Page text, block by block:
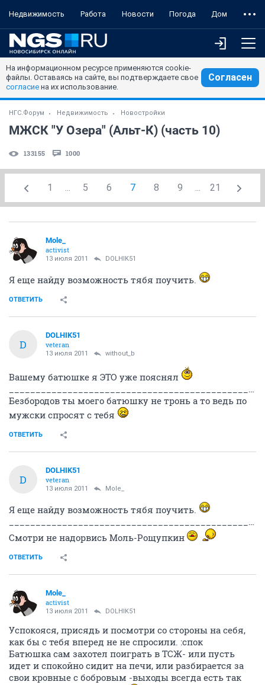
Недвижимость Работа Новости Погода Дом
На информационном ресурсе применяются cookie-
файлы. Оставаясь на сайте, вы подтверждаете свое
согласие на их использование.
Согласен
НГС.Форум Недвижимость Новостройки
МЖСК "У Озера" (Альт-К) (часть 10)
133155 1000
1 ... 5 6 7 8 9 ... 21
Mole_
activist
13 июля 2011 DOLHIK51
Я еще найду возможность тябя поучить.
ОТВЕТИТЬ
D
DOLHIK51
veteran
13 июля 2011 without_b
Вашему батюшке я ЭТО уже пояснял
Безбородов ты моего батюшку не тронь а то ведь по
мужски спросят с тебя
ОТВЕТИТЬ
D
DOLHIK51
veteran
13 июля 2011 Mole_
Я еще найду возможность тябя поучить.
Смотри не надорвись Моль-Рощупкин
ОТВЕТИТЬ
Mole_
activist
13 июля 2011 DOLHIK51
Успокояся, присядь и посмотри со стороны на себя,
как бы с тебя вперед не не спросили. :спок
Батюшка сам захотел поиграть в ТСЖ- или пусть
идет и спокойно сидит на печи, или разбирается за
свои кровные с бобровым -выходы всегда есть так